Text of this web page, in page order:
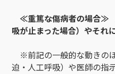
≪重篤な傷病者の場合≫
吸が止まった場合）やそれ
※前記の一般的な動きの
迫・人工呼吸）や医師の指